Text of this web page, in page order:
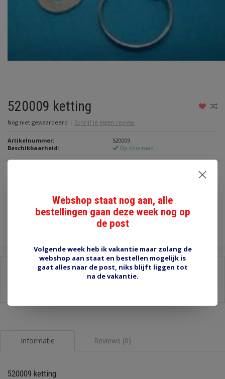
520009 ketting
Nog niet gewaardeerd | Schrijf je eigen review
Artikelnummer:
520009
Beschikbaarheid:
Op voorraad
€2,00
Toevoegen aan winkelwagen
Informatie Reviews (0)
520009 ketting
Webshop staat nog aan, alle
bestellingen gaan deze week nog op
de post
Volgende week heb ik vakantie maar zolang de
webshop aan staat en bestellen mogelijk is
gaat alles naar de post, niks blijft liggen tot
na de vakantie.